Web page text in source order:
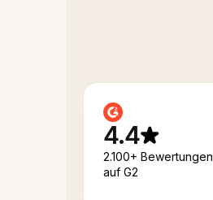
4.4
2.100+ Bewertungen
auf G2